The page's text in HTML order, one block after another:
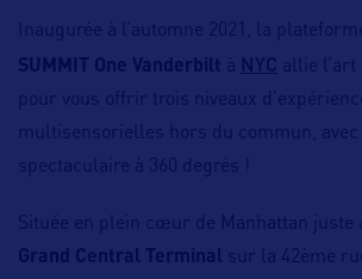
Inaugurée à l’automne 2021, la
SUMMIT One Vanderbilt à NYC allie l’art
pour vous offrir trois niveaux
multisensorielles hors du commun, avec
spectaculaire à 360 degrés !
Située en plein cœur de Manhattan juste
Grand Central Terminal
sur la 42ème